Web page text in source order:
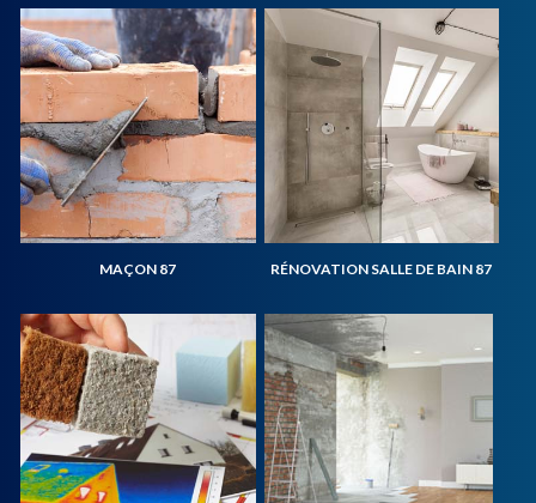
MAÇON 87 RÉNOVATION SALLE DE BAIN 87